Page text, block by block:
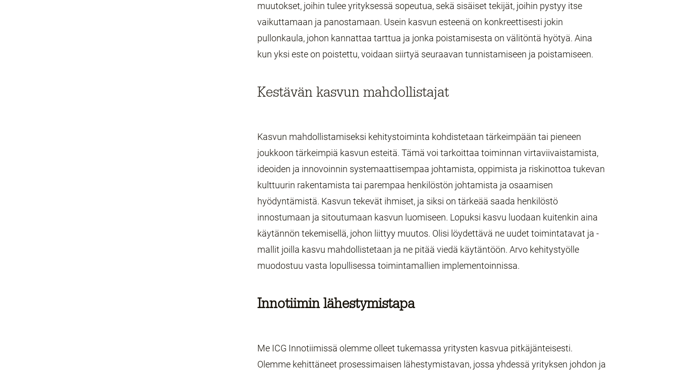
muutokset, joihin tulee yrityksessä sopeutua, sekä sisäiset tekijät, joihin pystyy itse
vaikuttamaan ja panostamaan. Usein kasvun esteenä on konkreettisesti jokin
pullonkaula, johon kannattaa tarttua ja jonka poistamisesta on välitöntä hyötyä. Aina
kun yksi este on poistettu, voidaan siirtyä seuraavan tunnistamiseen ja poistamiseen.
Kestävän kasvun mahdollistajat
Kasvun mahdollistamiseksi kehitystoiminta kohdistetaan tärkeimpään tai pieneen
joukkoon tärkeimpiä kasvun esteitä. Tämä voi tarkoittaa toiminnan virtaviivaistamista,
ideoiden ja innovoinnin systemaattisempaa johtamista, oppimista ja riskinottoa tukevan
kulttuurin rakentamista tai parempaa henkilöstön johtamista ja osaamisen
hyödyntämistä. Kasvun tekevät ihmiset, ja siksi on tärkeää saada henkilöstö
innostumaan ja sitoutumaan kasvun luomiseen. Lopuksi kasvu luodaan kuitenkin aina
käytännön tekemisellä, johon liittyy muutos. Olisi löydettävä ne uudet toimintatavat ja -
mallit joilla kasvu mahdollistetaan ja ne pitää viedä käytäntöön. Arvo kehitystyölle
muodostuu vasta lopullisessa toimintamallien implementoinnissa.
Innotiimin lähestymistapa
Me ICG Innotiimissä olemme olleet tukemassa yritysten kasvua pitkäjänteisesti.
Olemme kehittäneet prosessimaisen lähestymistavan, jossa yhdessä yrityksen johdon ja